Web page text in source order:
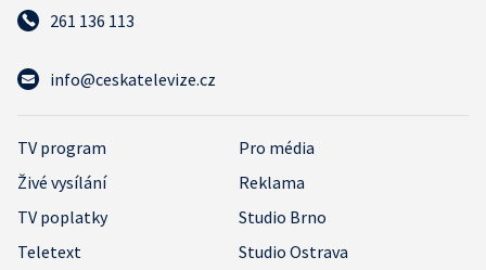
261 136 113
info@ceskatelevize.cz
TV program
Pro média
Živé vysílání
Reklama
TV poplatky
Studio Brno
Teletext
Studio Ostrava